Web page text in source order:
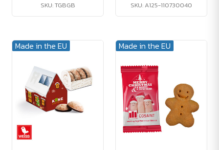
SKU: TGBGB SKU: A125-110730040
Made in the EU Made in the EU